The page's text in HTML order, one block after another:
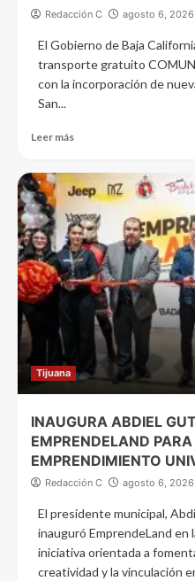
Redacción C agosto 6, 2026
El Gobierno de Baja
transporte gratuito
con la incorporación de
San...
Leer más
Tijuana
INAUGURA ABDIEL
EMPRENDELAND
EMPRENDIMIENTO
Redacción C agosto 6, 2026
El presidente municipal,
inauguró EmprendeLand en
iniciativa orientada a
creatividad y la vinculación